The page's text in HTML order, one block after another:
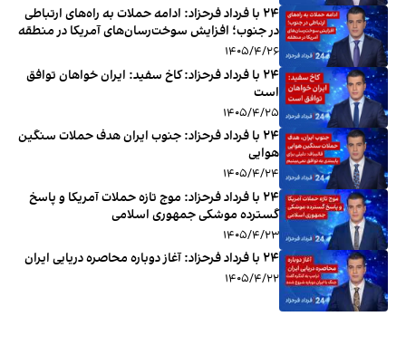
۲۴ با فرداد فرحزاد: ادامه حملات به راه‌های ارتباطی
در جنوب؛ افزایش سوخت‌رسان‌های آمریکا در منطقه
۱۴۰۵/۴/۲۶
‏‏‏ ۲۴ با فرداد فرحزاد: کاخ سفید: ایران خواهان توافق
است
۱۴۰۵/۴/۲۵
‏‏‏ ۲۴ با فرداد فرحزاد: جنوب ایران هدف حملات سنگین
هوایی
۱۴۰۵/۴/۲۴
‏‏‏ ۲۴ با فرداد فرحزاد: موج تازه حملات آمریکا و پاسخ
گسترده موشکی جمهوری اسلامی
۱۴۰۵/۴/۲۳
۲۴ با فرداد فرحزاد: آغاز دوباره محاصره دریایی ایران
۱۴۰۵/۴/۲۲